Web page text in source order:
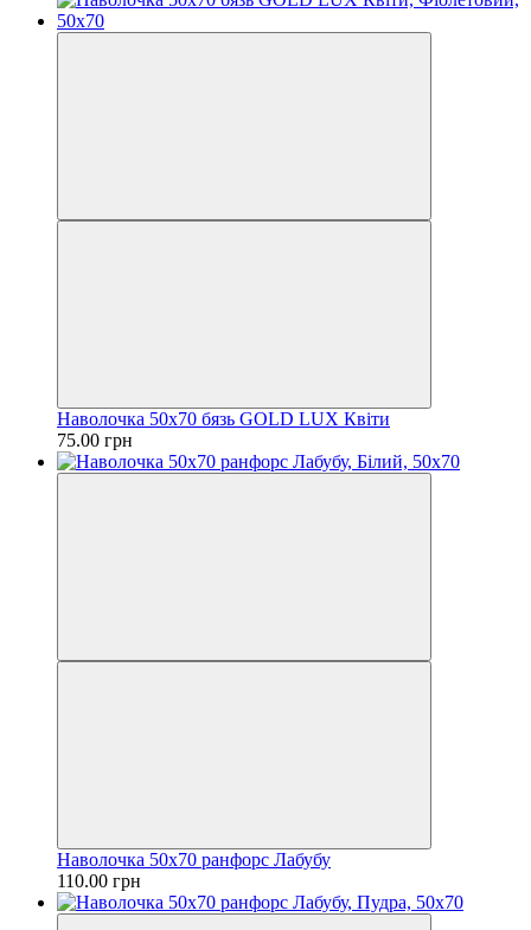
Наволочка 50х70 бязь GOLD LUX Квіти
75.00 грн
Наволочка 50х70 ранфорс Лабубу
110.00 грн